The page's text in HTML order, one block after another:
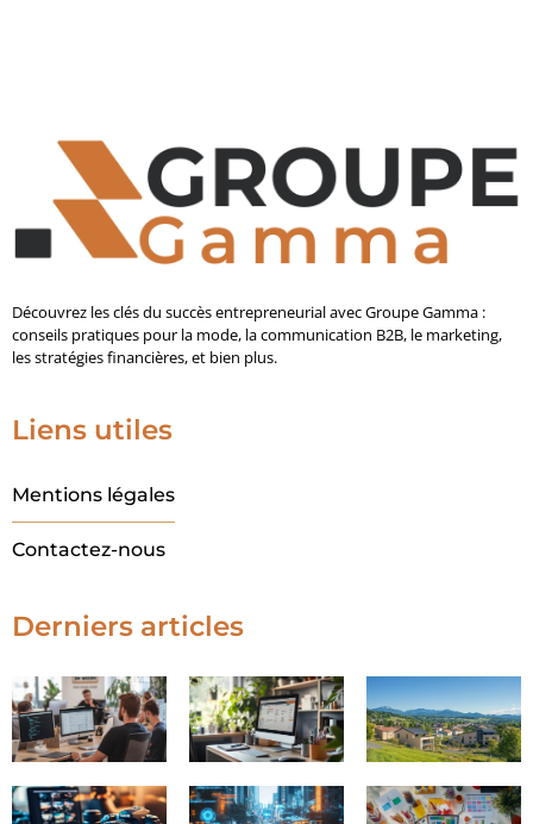
Découvrez les clés du succès entrepreneurial avec Groupe Gamma :
conseils pratiques pour la mode, la communication B2B, le marketing,
les stratégies financières, et bien plus.
Liens utiles
Mentions légales
Contactez-nous
Derniers articles